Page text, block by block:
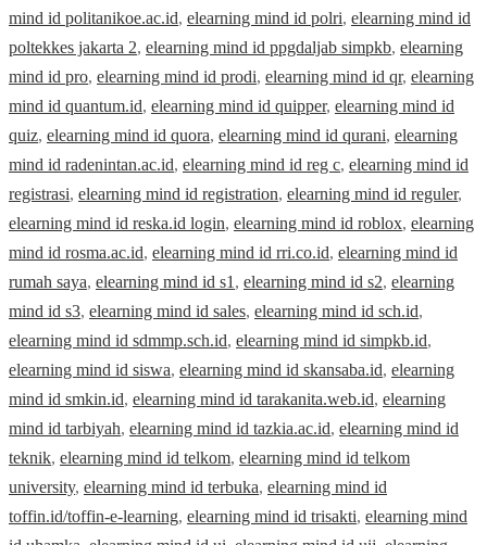
mind id politanikoe.ac.id, elearning mind id polri, elearning mind id
poltekkes jakarta 2, elearning mind id ppgdaljab simpkb, elearning
mind id pro, elearning mind id prodi, elearning mind id qr, elearning
mind id quantum.id, elearning mind id quipper, elearning mind id
quiz, elearning mind id quora, elearning mind id qurani, elearning
mind id radenintan.ac.id, elearning mind id reg c, elearning mind id
registrasi, elearning mind id registration, elearning mind id reguler,
elearning mind id reska.id login, elearning mind id roblox, elearning
mind id rosma.ac.id, elearning mind id rri.co.id, elearning mind id
rumah saya, elearning mind id s1, elearning mind id s2, elearning
mind id s3, elearning mind id sales, elearning mind id sch.id,
elearning mind id sdmmp.sch.id, elearning mind id simpkb.id,
elearning mind id siswa, elearning mind id skansaba.id, elearning
mind id smkin.id, elearning mind id tarakanita.web.id, elearning
mind id tarbiyah, elearning mind id tazkia.ac.id, elearning mind id
teknik, elearning mind id telkom, elearning mind id telkom
university, elearning mind id terbuka, elearning mind id
toffin.id/toffin-e-learning, elearning mind id trisakti, elearning mind